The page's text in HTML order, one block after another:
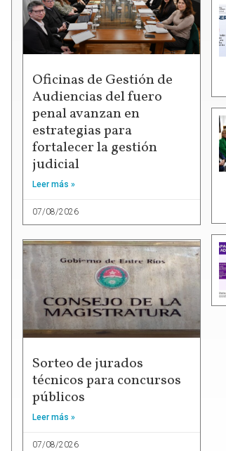
Oficinas de Gestión de
Audiencias del fuero
penal avanzan en
estrategias para
fortalecer la gestión
judicial
Leer más »
07/08/2026
Sorteo de jurados
técnicos para concursos
públicos
Leer más »
07/08/2026